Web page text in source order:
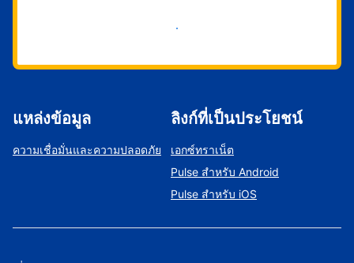
เริ่มดำเนินการเลย
แหล่งข้อมูล
ความเชื่อมั่นและความปลอดภัย
ลิงก์ที่เป็นประโยชน์
เอกซ์ทราเน็ต
Pulse สำหรับ Android
Pulse สำหรับ iOS